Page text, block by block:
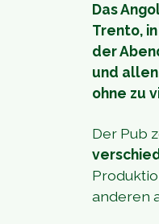
Das
Trento,
der
und
ohne zu
Der Pub
anderen